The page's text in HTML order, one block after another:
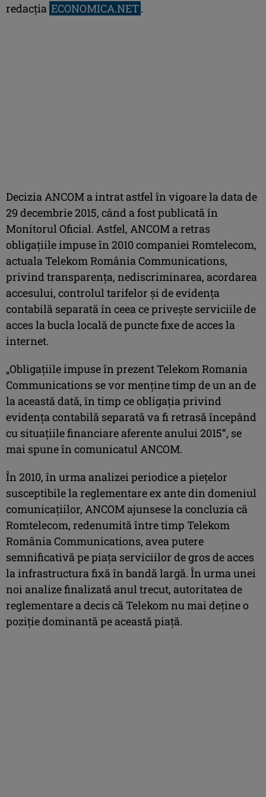
redacţia ECONOMICA.NET.
Decizia ANCOM a intrat astfel în vigoare la data de
29 decembrie 2015, când a fost publicată în
Monitorul Oficial. Astfel, ANCOM a retras
obligaţiile impuse în 2010 companiei Romtelecom,
actuala Telekom România Communications,
privind transparența, nediscriminarea, acordarea
accesului, controlul tarifelor și de evidența
contabilă separată în ceea ce priveşte serviciile de
acces la bucla locală de puncte fixe de acces la
internet.
„Obligațiile impuse în prezent Telekom Romania
Communications se vor menține timp de un an de
la această dată, în timp ce obligația privind
evidența contabilă separată va fi retrasă începând
cu situațiile financiare aferente anului 2015”, se
mai spune în comunicatul ANCOM.
În 2010, în urma analizei periodice a pieţelor
susceptibile la reglementare ex ante din domeniul
comunicaţiilor, ANCOM ajunsese la concluzia că
Romtelecom, redenumită între timp Telekom
România Communications, avea putere
semnificativă pe piaţa serviciilor de gros de acces
la infrastructura fixă în bandă largă. În urma unei
noi analize finalizată anul trecut, autoritatea de
reglementare a decis că Telekom nu mai deţine o
poziţie dominantă pe această piaţă.